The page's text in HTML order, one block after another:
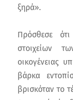
ξηρά».
Πρόσθεσε
στοιχείων
οικογένειας
βάρκα
βρισκόταν το